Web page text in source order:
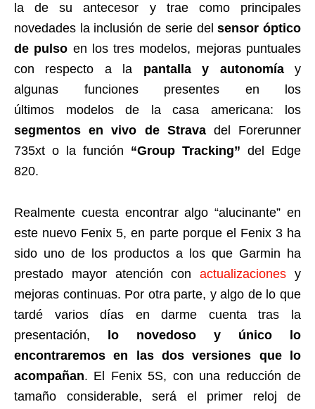
la de su antecesor y trae como principales
novedades la inclusión de serie delsensor óptico
de pulso en los tres modelos, mejoras puntuales
con respecto a la pantalla y autonomíay
algunas funciones presentes en los
últimos modelos de la casa americana: los
segmentos en vivo de Stravadel Forerunner
735xt o la función “Group Tracking” del Edge
820.
Realmente cuesta encontrar algo “alucinante” en
este nuevo Fenix 5, en parte porque el Fenix 3 ha
sido uno de los productos a los que Garmin ha
prestado mayor atención conactualizaciones y
mejoras continuas. Por otra parte, y algo de lo que
tardé varios días en darme cuenta tras la
presentación, lo novedoso y único lo
encontraremos en las dos versiones que lo
acompañan. El Fenix 5S, con una reducción de
tamaño considerable, será el primer reloj de